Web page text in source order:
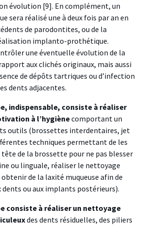
évolution [9]. En complément, un
sera réalisé une à deux fois par an en
de parodontites, ou de la
implanto-prothétique.
une éventuelle évolution de la
aux clichés originaux, mais aussi
de dépôts tartriques ou d’infection
dents adjacentes.
indispensable, consiste à réaliser
à l’hygiènecomportant un
outils (brossettes interdentaires, jet
techniques permettant de les
de la brossette pour ne pas blesser
ou linguale, réaliser le nettoyage
de la laxité muqueuse afin de
dents ou aux implants postérieurs).
consiste à réaliser un nettoyage
des dents résiduelles, des piliers